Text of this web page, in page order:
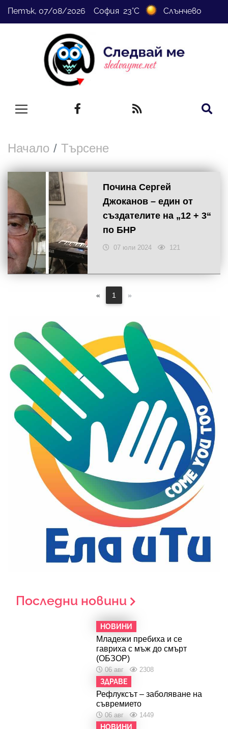
Петък, 07/08/2026 София 23°C Слънчево
Начало Търсене
Почина Сергей
Джоканов – един от
създателите на „12 + 3“
по БНР
07 юли 2024 121
« 1 »
Последни новини
НОВИНИ
Младежи пребиха и се
гавриха с мъж до смърт
(ОБЗОР)
06 авг 2308
ЗДРАВЕ
Рефлуксът – заболяване на
съвремието
06 авг 1449
НОВИНИ